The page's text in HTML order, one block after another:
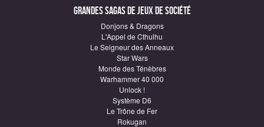
Grandes sagas de Jeux de société
Donjons & Dragons
L'Appel de Cthulhu
Le Seigneur des Anneaux
Star Wars
Monde des Ténèbres
Warhammer 40 000
Unlock !
Système D6
Le Trône de Fer
Rokugan